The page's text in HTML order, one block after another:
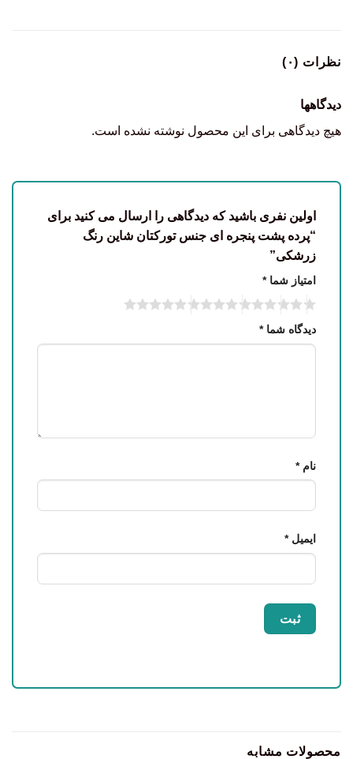
نظرات (۰)
دیدگاهها
هیچ دیدگاهی برای این محصول نوشته نشده است.
اولین نفری باشید که دیدگاهی را ارسال می کنید برای
“پرده پشت پنجره ای جنس تورکتان شاین رنگ
زرشکی”
امتیاز شما*
دیدگاه شما*
نام*
ایمیل*
محصولات مشابه